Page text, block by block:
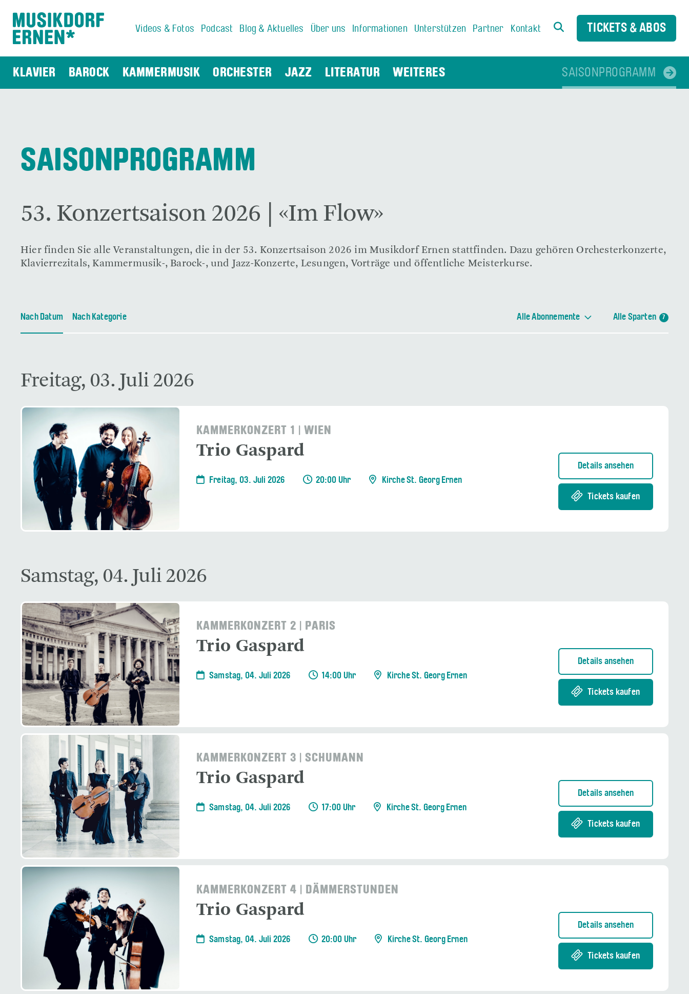
Videos & Fotos Podcast Blog & Aktuelles Über uns Informationen Unterstützen Partner Kontakt TICKETS & ABOS
KLAVIER BAROCK KAMMERMUSIK ORCHESTER JAZZ LITERATUR WEITERES SAISONPROGRAMM
SAISONPROGRAMM
53. Konzertsaison 2026 | «Im Flow»
Hier finden Sie alle Veranstaltungen, die in der 53. Konzertsaison 2026 im Musikdorf Ernen stattfinden. Dazu gehören Orchesterkonzerte,
Klavierrezitals, Kammermusik-, Barock-, und Jazz-Konzerte, Lesungen, Vorträge und öffentliche Meisterkurse.
Nach Datum Nach Kategorie Alle Abonnemente Alle Sparten 7
Freitag, 03. Juli 2026
KAMMERKONZERT 1 | WIEN
Trio Gaspard
Freitag, 03. Juli 2026 20:00 Uhr Kirche St. Georg Ernen
Details ansehen
Tickets kaufen
Samstag, 04. Juli 2026
KAMMERKONZERT 2 | PARIS
Trio Gaspard
Samstag, 04. Juli 2026 14:00 Uhr Kirche St. Georg Ernen
Details ansehen
Tickets kaufen
KAMMERKONZERT 3 | SCHUMANN
Trio Gaspard
Samstag, 04. Juli 2026 17:00 Uhr Kirche St. Georg Ernen
Details ansehen
Tickets kaufen
KAMMERKONZERT 4 | DÄMMERSTUNDEN
Trio Gaspard
Samstag, 04. Juli 2026 20:00 Uhr Kirche St. Georg Ernen
Details ansehen
Tickets kaufen